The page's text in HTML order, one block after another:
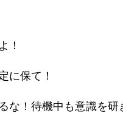
！
に保て！
な！待機中も意識を研